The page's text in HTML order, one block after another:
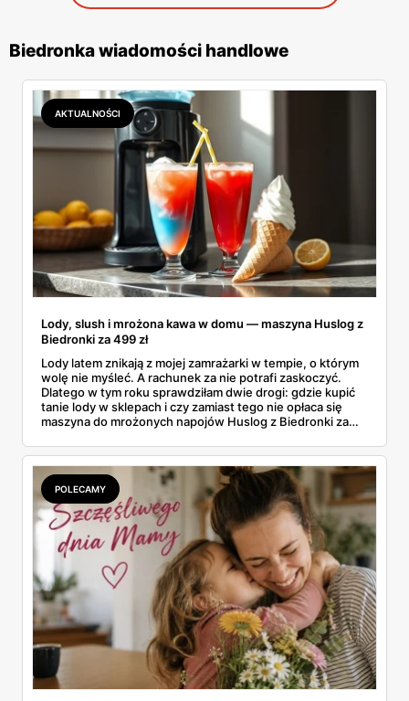
Biedronka wiadomości handlowe
AKTUALNOŚCI
Lody, slush i mrożona kawa w domu — maszyna Huslog z
Biedronki za 499 zł
Lody latem znikają z mojej zamrażarki w tempie, o którym
wolę nie myśleć. A rachunek za nie potrafi zaskoczyć.
Dlatego w tym roku sprawdziłam dwie drogi: gdzie kupić
tanie lody w sklepach i czy zamiast tego nie opłaca się
maszyna do mrożonych napojów Huslog z Biedronki za
kawę w domu, bez wychodzenia po nie do sklepu.
Postanowiłam policzyć, kiedy naprawdę się to zwraca.
POLECAMY